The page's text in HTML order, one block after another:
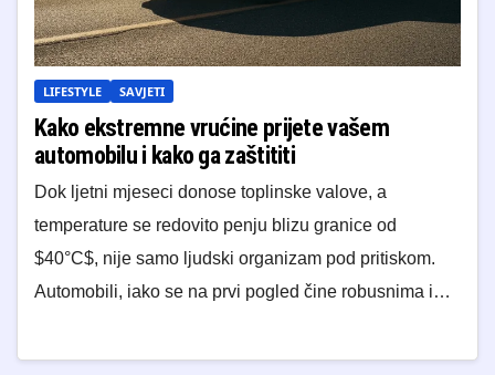
LIFESTYLE SAVJETI
Kako ekstremne vrućine prijete vašem
automobilu i kako ga zaštititi
Dok ljetni mjeseci donose toplinske valove, a
temperature se redovito penju blizu granice od
$40°C$, nije samo ljudski organizam pod pritiskom.
Automobili, iako se na prvi pogled čine robusnima i…